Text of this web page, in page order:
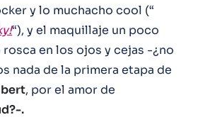
y lo muchacho cool (“
“), y el maquillaje un poco
rosca en los ojos y cejas -¿no
nada de la primera etapa de
, por el amor de
.